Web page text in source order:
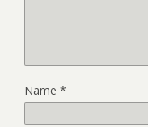
Name *